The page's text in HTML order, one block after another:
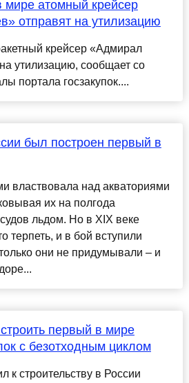
атомный крейсер
отправят на утилизацию
крейсер «Адмирал
утилизацию, сообщает со
портала госзакупок....
был построен первый в
властвовала над акваториями
их на полгода
льдом. Но в XIX веке
терпеть, и в бой вступили
они не придумывали – и
первый в мире
с безотходным циклом
к строительству в России